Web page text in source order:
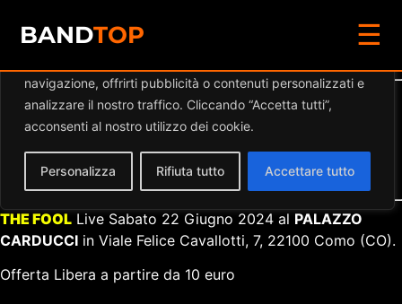
Diamo valore alla tua privacy
navigazione, offrirti pubblicità o contenuti personalizzati e
analizzare il nostro traffico. Cliccando “Accetta tutti”,
acconsenti al nostro utilizzo dei cookie.
Personalizza Rifiuta tutto Accettare tutto
BANDTOP ☰
Dettaglio eventi
Categorie:
Musica Live Como
THE FOOL Live Sabato 22 Giugno 2024 al PALAZZO
CARDUCCI in Viale Felice Cavallotti, 7, 22100 Como (CO).
Offerta Libera a partire da 10 euro